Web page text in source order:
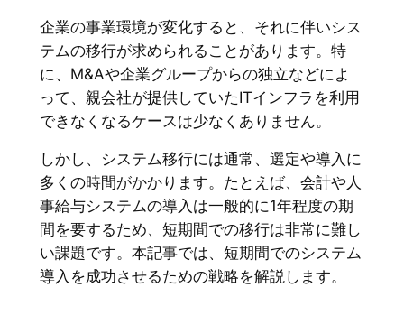
企業の事業環境が変化すると、それに伴いシス
テムの移行が求められることがあります。特
に、M&Aや企業グループからの独立などによ
って、親会社が提供していたITインフラを利用
できなくなるケースは少なくありません。
しかし、システム移行には通常、選定や導入に
多くの時間がかかります。たとえば、会計や人
事給与システムの導入は一般的に1年程度の期
間を要するため、短期間での移行は非常に難し
い課題です。本記事では、短期間でのシステム
導入を成功させるための戦略を解説します。